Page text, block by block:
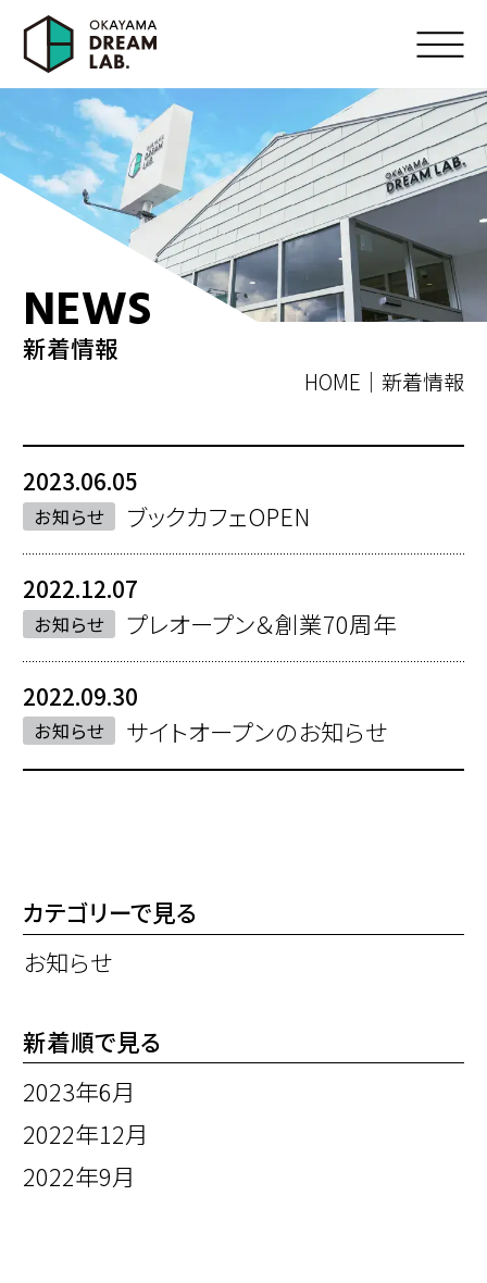
NEWS
新着情報
HOME 新着情報
2023.06.05
お知らせ ブックカフェOPEN
2022.12.07
お知らせ プレオープン＆創業70周年
2022.09.30
お知らせ サイトオープンのお知らせ
カテゴリーで見る
お知らせ
新着順で見る
2023年6月
2022年12月
2022年9月